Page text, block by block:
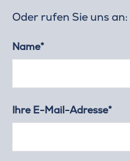
Oder rufen Sie uns an:
Name*
Ihre E-Mail-Adresse*